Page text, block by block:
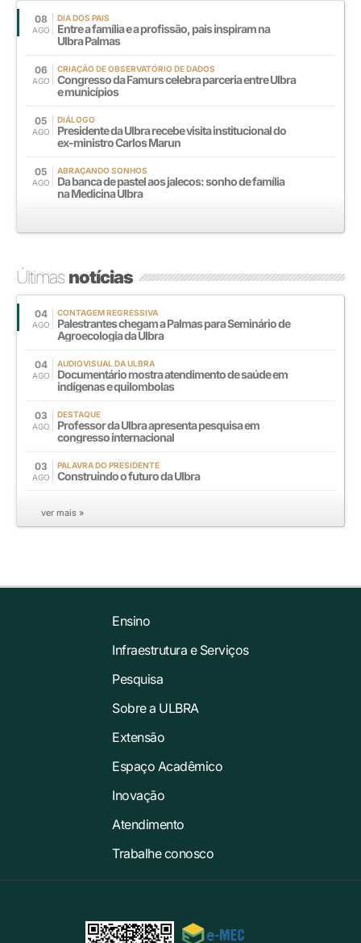
08
AGO
DIA DOS PAIS
Entre a família e a profissão, pais inspiram na
Ulbra Palmas
06
AGO
CRIAÇÃO DE OBSERVATÓRIO DE DADOS
Congresso da Famurs celebra parceria entre Ulbra
e municípios
05
AGO
DIÁLOGO
Presidente da Ulbra recebe visita institucional do
ex-ministro Carlos Marun
05
AGO
ABRAÇANDO SONHOS
Da banca de pastel aos jalecos: sonho de família
na Medicina Ulbra
Últimasnotícias
04
AGO
CONTAGEM REGRESSIVA
Palestrantes chegam a Palmas para Seminário de
Agroecologia da Ulbra
04
AGO
AUDIOVISUAL DA ULBRA
Documentário mostra atendimento de saúde em
indígenas e quilombolas
03
AGO
DESTAQUE
Professor da Ulbra apresenta pesquisa em
congresso internacional
03
AGO
PALAVRA DO PRESIDENTE
Construindo o futuro da Ulbra
ver mais »
Ensino
Infraestrutura e Serviços
Pesquisa
Sobre a ULBRA
Extensão
Espaço Acadêmico
Inovação
Atendimento
Trabalhe conosco